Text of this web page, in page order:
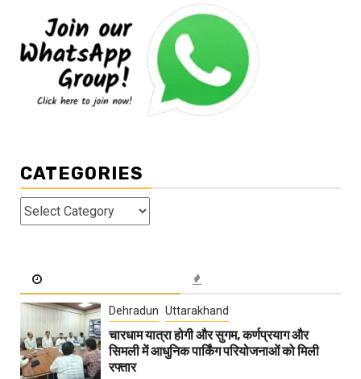
CATEGORIES
Categories
Dehradun Uttarakhand
चारधाम यात्रा होगी और सुगम, कर्णप्रयाग और
सिमली में आधुनिक पार्किंग परियोजनाओं को मिली
रफ्तार